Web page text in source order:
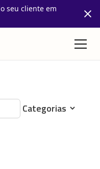
seu cliente em